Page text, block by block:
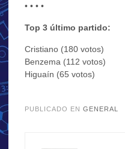
• • • •
Top 3 último partido:
Cristiano (180 votos)
Benzema (112 votos)
Higuaín (65 votos)
PUBLICADO EN GENERAL